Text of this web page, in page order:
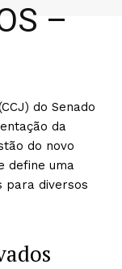
–
do Senado
da
do novo
define uma
para diversos